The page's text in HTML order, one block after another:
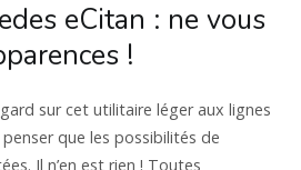
eCitan : ne vous
!
sur cet utilitaire léger aux lignes
que les possibilités de
Il n’en est rien ! Toutes